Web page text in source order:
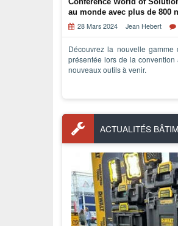
au monde avec plus de 800
28 Mars 2024
Jean Hebert
Découvrez la nouvelle gamme
présentée lors de la
nouveaux outils à venir.
ACTUALITÉS